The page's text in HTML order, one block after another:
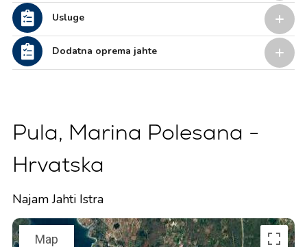
Usluge
Dodatna oprema jahte
Pula, Marina Polesana -
Hrvatska
Najam Jahti Istra
Map